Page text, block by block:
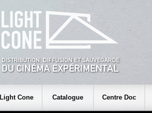
Light Cone Catalogue Centre Doc